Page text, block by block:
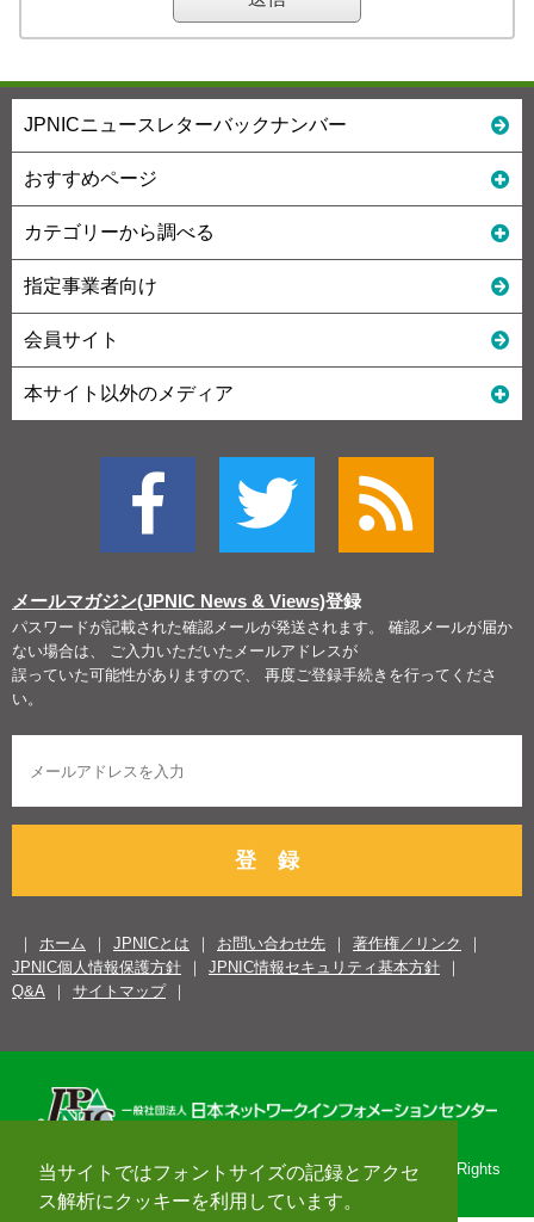
当サイトではフォントサイズの記録とアクセ
ス解析にクッキーを利用しています。
JPNICニュースレターバックナンバー
おすすめページ
カテゴリーから調べる
指定事業者向け
会員サイト
本サイト以外のメディア
メールマガジン(JPNIC News & Views)登録
パスワードが記載された確認メールが発送されます。 確認メールが届か
ない場合は、 ご入力いただいたメールアドレスが
誤っていた可能性がありますので、 再度ご登録手続きを行ってくださ
い。
登 録
ホーム JPNICとは お問い合わせ先
著作権／リンク
JPNIC個人情報保護方針
JPNIC情報セキュリティ基本方針
Q&A
サイトマップ
Copyright© 1996-2026 Japan Network Information Center. All Rights
Reserved.